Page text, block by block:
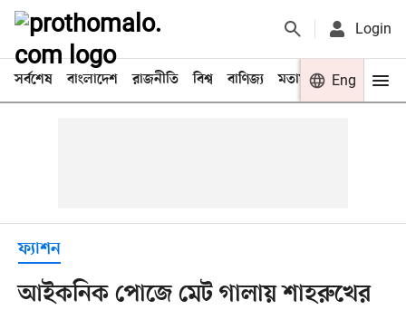
Login
সর্বশেষ বাংলাদেশ রাজনীতি বিশ্ব বাণিজ্য মতামত খেলা
Eng
ফ্যাশন
আইকনিক পোজে মেট গালায় শাহরুখের